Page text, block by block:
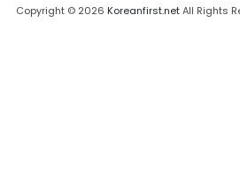
Copyright © 2026 Koreanfirst.netAll Rights